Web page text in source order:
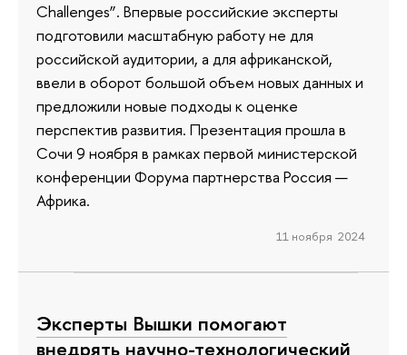
Challenges”. Впервые российские эксперты
подготовили масштабную работу не для
российской аудитории, а для африканской,
ввели в оборот большой объем новых данных и
предложили новые подходы к оценке
перспектив развития. Презентация прошла в
Сочи 9 ноября в рамках первой министерской
конференции Форума партнерства Россия —
Африка.
11 ноября 2024
Эксперты Вышки помогают
внедрять научно-технологический